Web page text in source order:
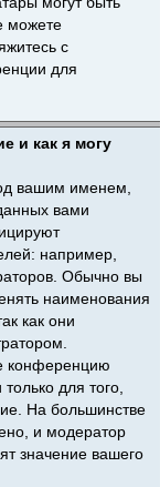
можете
с
для
и как я могу
вашим именем,
вами
например,
Обычно вы
наименования
как они
конференцию
для того,
На большинстве
и модератор
значение вашего